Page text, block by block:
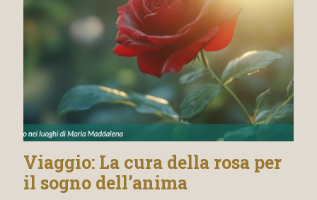
Viaggio: La cura della rosa per
il sogno dell’anima